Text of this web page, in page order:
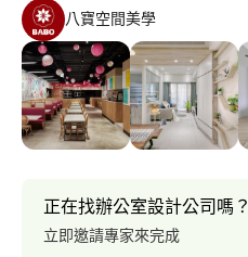
八寶空間美學
正在找辦公室設計公司嗎？
立即邀請專家來完成